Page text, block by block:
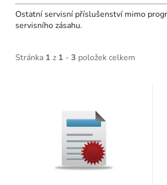
Ostatní servisní příslušenství mimo
servisního zásahu.
Stránka 1 z 1 - 3 položek celkem